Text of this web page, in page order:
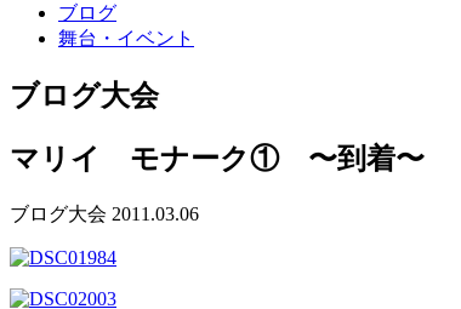
ブログ
舞台・イベント
ブログ大会
マリイ モナーク① 〜到着〜
ブログ大会 2011.03.06